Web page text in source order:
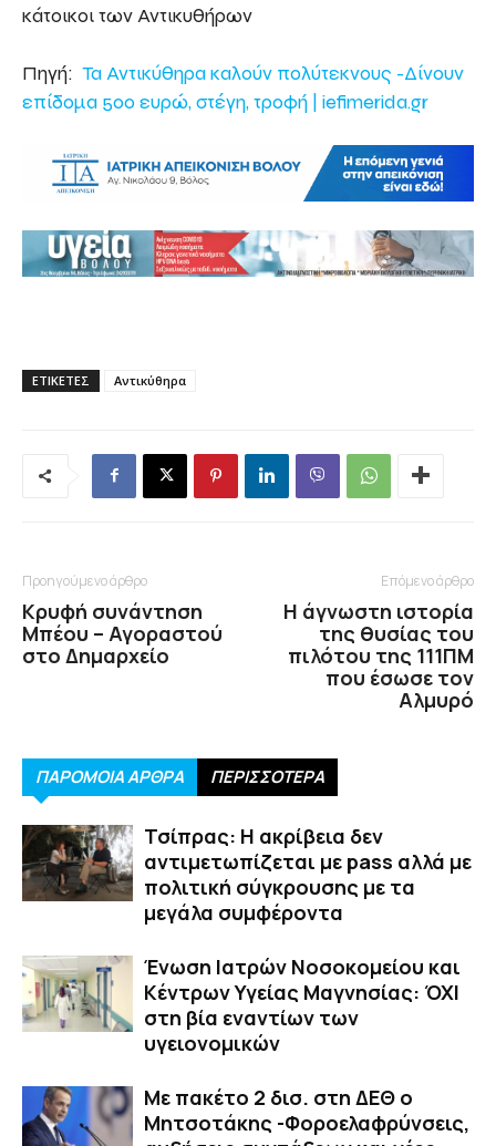
κάτοικοι των Αντικυθήρων
Πηγή: Τα Αντικύθηρα καλούν πολύτεκνους -Δίνουν
επίδομα 500 ευρώ, στέγη, τροφή | iefimerida.gr
ΕΤΙΚΕΤΕΣ Αντικύθηρα
Προηγούμενο άρθρο
Κρυφή συνάντηση
Μπέου – Αγοραστού
στο Δημαρχείο
Επόμενο άρθρο
Η άγνωστη ιστορία
της θυσίας του
πιλότου της 111ΠΜ
που έσωσε τον
Αλμυρό
ΠΑΡΟΜΟΙΑ ΑΡΘΡΑ ΠΕΡΙΣΣΟΤΕΡΑ
Τσίπρας: Η ακρίβεια δεν
αντιμετωπίζεται με pass αλλά με
πολιτική σύγκρουσης με τα
μεγάλα συμφέροντα
Ένωση Ιατρών Νοσοκομείου και
Κέντρων Υγείας Μαγνησίας: ΌΧΙ
στη βία εναντίων των
υγειονομικών
Με πακέτο 2 δισ. στη ΔΕΘ ο
Μητσοτάκης -Φοροελαφρύνσεις,